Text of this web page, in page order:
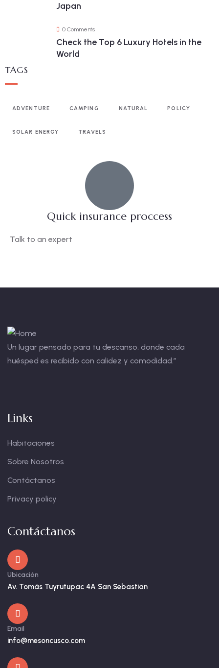
Japan
0 Comments
Check the Top 6 Luxury Hotels in the
World
TAGS
ADVENTURE CAMPING NATURAL POLICY
SOLAR ENERGY TRAVELS
Quick insurance proccess
Talk to an expert
Un lugar pensado para tu descanso, donde cada
huésped es recibido con calidez y comodidad.”
Links
Habitaciones
Sobre Nosotros
Contáctanos
Privacy policy
Contáctanos
Ubicación
Av. Tomás Tuyrutupac 4A San Sebastian
Email
info@mesoncusco.com